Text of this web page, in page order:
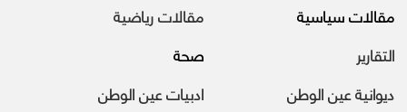
مقالات سياسية
مقالات رياضية
التقارير
صحة
ديوانية عين الوطن
ادبيات عين الوطن